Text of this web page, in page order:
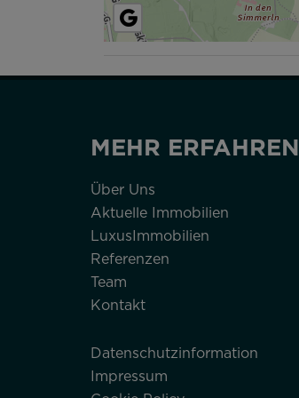
MEHR ERFAHREN
Über Uns
Aktuelle Immobilien
LuxusImmobilien
Referenzen
Team
Kontakt
Datenschutzinformation
Impressum